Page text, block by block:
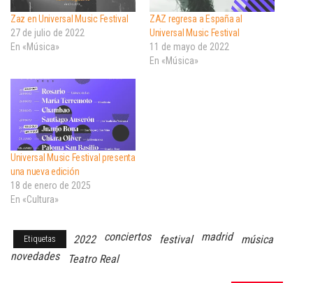
Zaz en Universal Music Festival
27 de julio de 2022
En «Música»
ZAZ regresa a España al
Universal Music Festival
11 de mayo de 2022
En «Música»
Universal Music Festival presenta
una nueva edición
18 de enero de 2025
En «Cultura»
Etiquetas 2022 conciertos festival madrid
música
novedades
Teatro Real